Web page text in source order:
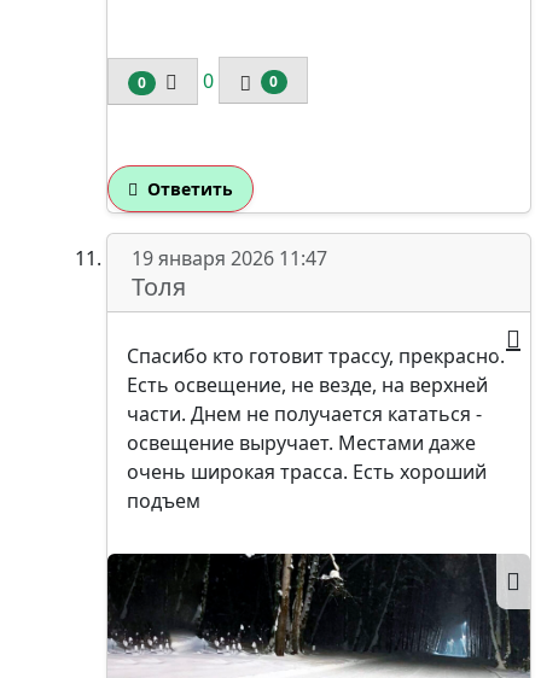
0 0 0
Ответить
19 января 2026 11:47
Толя
Спасибо кто готовит трассу, прекрасно.
Есть освещение, не везде, на верхней
части. Днем не получается кататься -
освещение выручает. Местами даже
очень широкая трасса. Есть хороший
подъем